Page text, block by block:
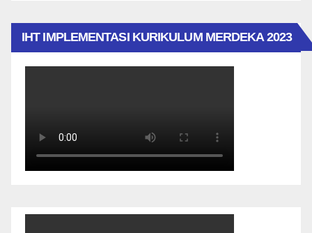
IHT IMPLEMENTASI KURIKULUM MERDEKA 2023